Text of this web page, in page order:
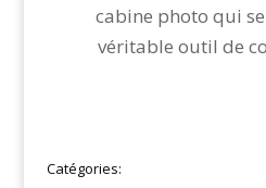
cabine photo qui
véritable outil de
Catégories: